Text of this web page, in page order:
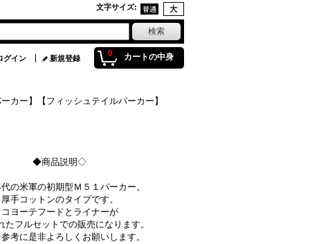
文字サイズ:
0 カートの中身
グイン 新規登録
カー】【フィッシュテイルパーカー】
◆商品説明◇
の米軍の初期型Ｍ５１パーカー。
厚手コットンのタイプです。
コヨーテフードとライナーが
たフルセットでの販売になります。
考に是非よろしくお願いします。